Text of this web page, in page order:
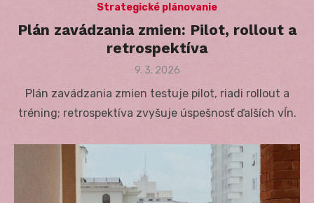
Strategické plánovanie
Plán zavádzania zmien: Pilot, rollout a
retrospektíva
Posted
9. 3. 2026
Plán zavádzania zmien testuje pilot, riadi rollout a
tréning; retrospektíva zvyšuje úspešnosť ďalších vĺn.